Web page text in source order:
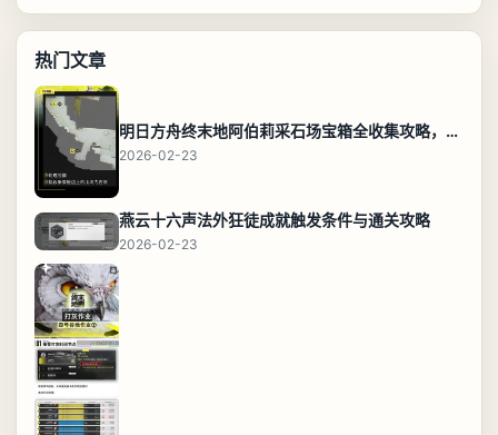
热门文章
明日方舟终末地阿伯莉采石场宝箱全收集攻略，全点位分布图与路线
2026-02-23
燕云十六声法外狂徒成就触发条件与通关攻略
2026-02-23